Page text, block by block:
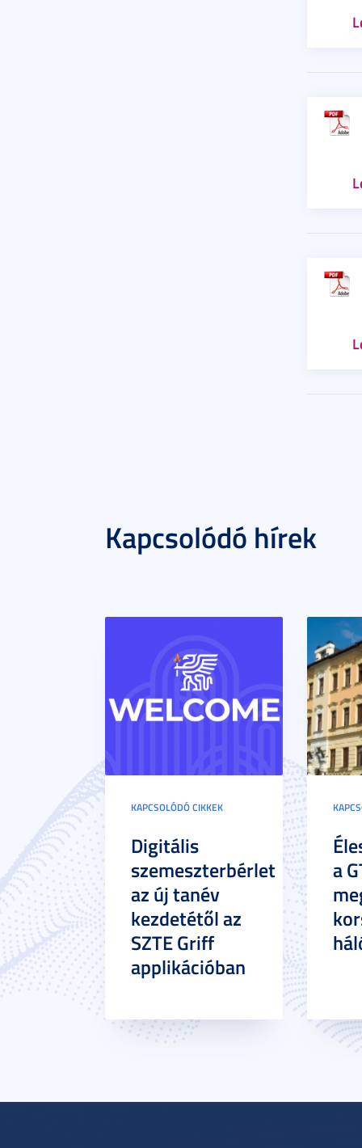
Kapcsolódó hírek
KAPCSOLÓDÓ CIKKEK
Digitális
szemeszterbérlet
az új tanév
kezdetétől az
SZTE Griff
applikációban
a